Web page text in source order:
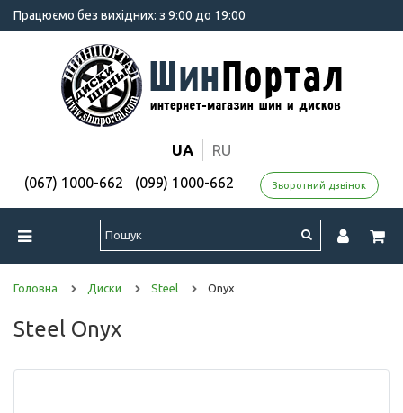
Працюємо без вихідних: з 9:00 до 19:00
UA RU
(067) 1000-662 (099) 1000-662 Зворотний дзвінок
Головна Диски Steel Onyx
Steel Onyx